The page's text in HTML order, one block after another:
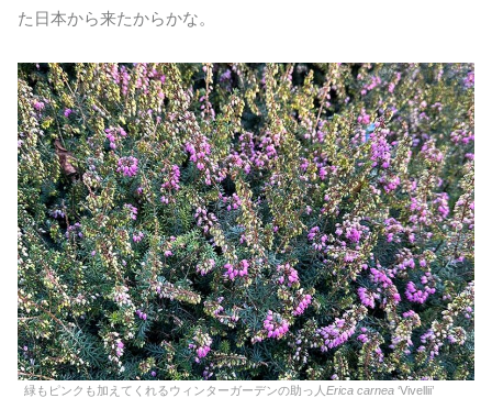
た日本から来たからかな。
緑もピンクも加えてくれるウィンターガーデンの助っ人 Erica carnea ‘Vivellii’